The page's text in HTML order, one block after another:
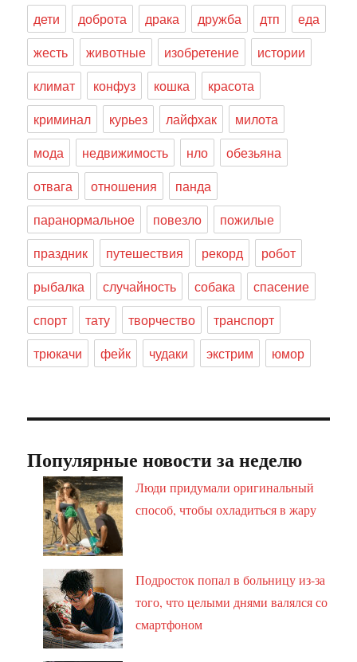
дети доброта драка дружба дтп
еда
жесть
животные изобретение
истории
климат
конфуз кошка
красота
криминал
курьез лайфхак
милота
мода
недвижимость нло
обезьяна
отвага
отношения
панда
паранормальное
повезло
пожилые
праздник
путешествия рекорд
робот
рыбалка
случайность собака
спасение
спорт
тату творчество
транспорт
трюкачи
фейк чудаки экстрим юмор
Популярные новости за неделю
Люди придумали оригинальный
способ, чтобы охладиться в жару
Подросток попал в больницу из-за
того, что целыми днями валялся со
смартфоном